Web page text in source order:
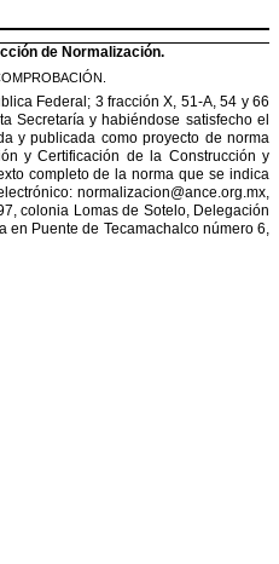
de Normalización.
Federal; 3 fracción X, 51-A, 54 y 66
Secretaría y habiéndose satisfecho el
y publicada como proyecto de norma
y Certificación de la Construcción y
completo de la norma que se indica
normalizacion@ance.org.mx,
colonia Lomas de Sotelo, Delegación
Puente de Tecamachalco número 6,